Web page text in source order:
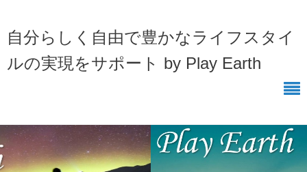
自分らしく自由で豊かなライフスタイ
ルの実現をサポート by Play Earth